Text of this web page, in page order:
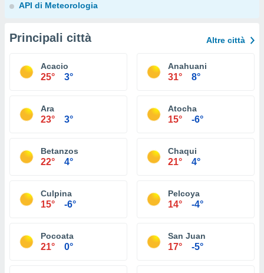
API di Meteorologia
Principali città Altre città
Acacio
25° 3°
Anahuani
31° 8°
Ara
23° 3°
Atocha
15° -6°
Betanzos
22° 4°
Chaqui
21° 4°
Culpina
15° -6°
Pelcoya
14° -4°
Pocoata
21° 0°
San Juan
17° -5°